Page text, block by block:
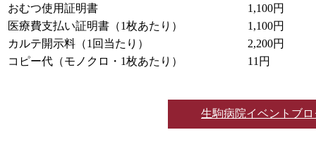
おむつ使用証明書
1,100円
医療費支払い証明書（1枚あたり）
1,100円
カルテ開示料（1回当たり）
2,200円
コピー代（モノクロ・1枚あたり）
11円
生駒病院イベントブロ